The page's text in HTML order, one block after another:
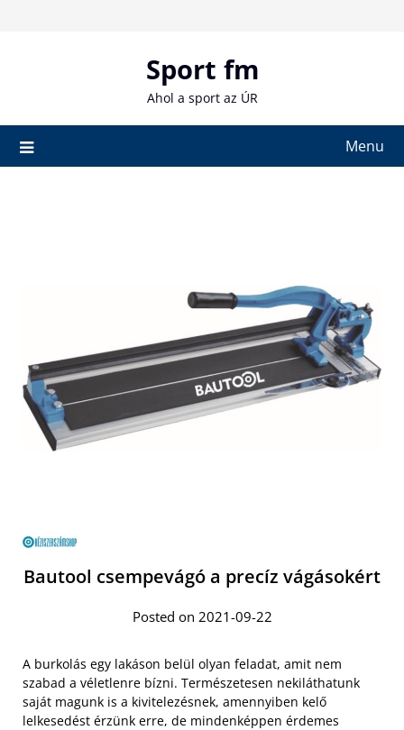
Sport fm
Ahol a sport az ÚR
Menu
Bautool csempevágó a precíz vágásokért
Posted on 2021-09-22
A burkolás egy lakáson belül olyan feladat, amit nem
szabad a véletlenre bízni. Természetesen nekiláthatunk
saját magunk is a kivitelezésnek, amennyiben kelő
lelkesedést érzünk erre, de mindenképpen érdemes